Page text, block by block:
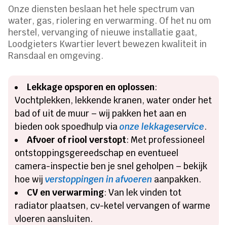
Onze diensten beslaan het hele spectrum van
water, gas, riolering en verwarming.​ Of het nu om
herstel, vervanging of nieuwe installatie gaat,
Loodgieters Kwartier levert bewezen kwaliteit in
Ransdaal en omgeving.​
Lekkage opsporen en oplossen:
Vochtplekken, lekkende kranen, water onder het
bad of uit de muur – wij pakken het aan en
bieden ook spoedhulp viaonze lekkageservice.​
Afvoer of riool verstopt: Met professioneel
ontstoppingsgereedschap en eventueel
camera-inspectie ben je snel geholpen – bekijk
hoe wijverstoppingen in afvoeren aanpakken.​
CV en verwarming: Van lek vinden tot
radiator plaatsen, cv-ketel vervangen of warme
vloeren aansluiten.​